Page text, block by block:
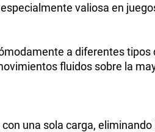
valiosa en
a diferentes
fluidos sobre la
una sola carga,